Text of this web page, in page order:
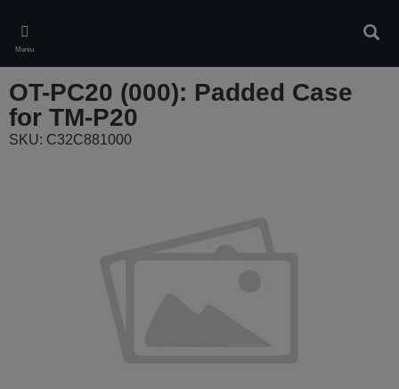
main
content
Meniu
OT-PC20 (000): Padded Case
for TM-P20
SKU: C32C881000